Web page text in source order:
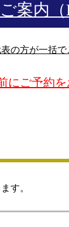
案内（
の方が一括で
ご予約を
す。